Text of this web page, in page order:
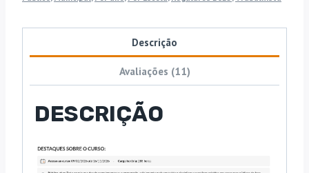
Descrição
Avaliações (11)
DESCRIÇÃO